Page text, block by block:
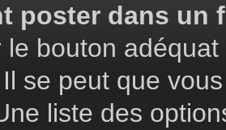
poster dans un
le bouton
se peut que
liste des